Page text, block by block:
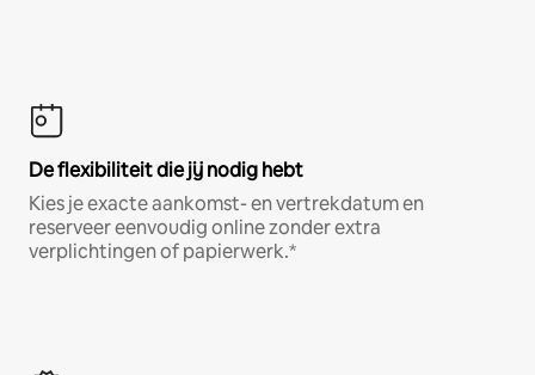
De flexibiliteit die jij nodig hebt
Kies je exacte aankomst- en vertrekdatum en
reserveer eenvoudig online zonder extra
verplichtingen of papierwerk.*